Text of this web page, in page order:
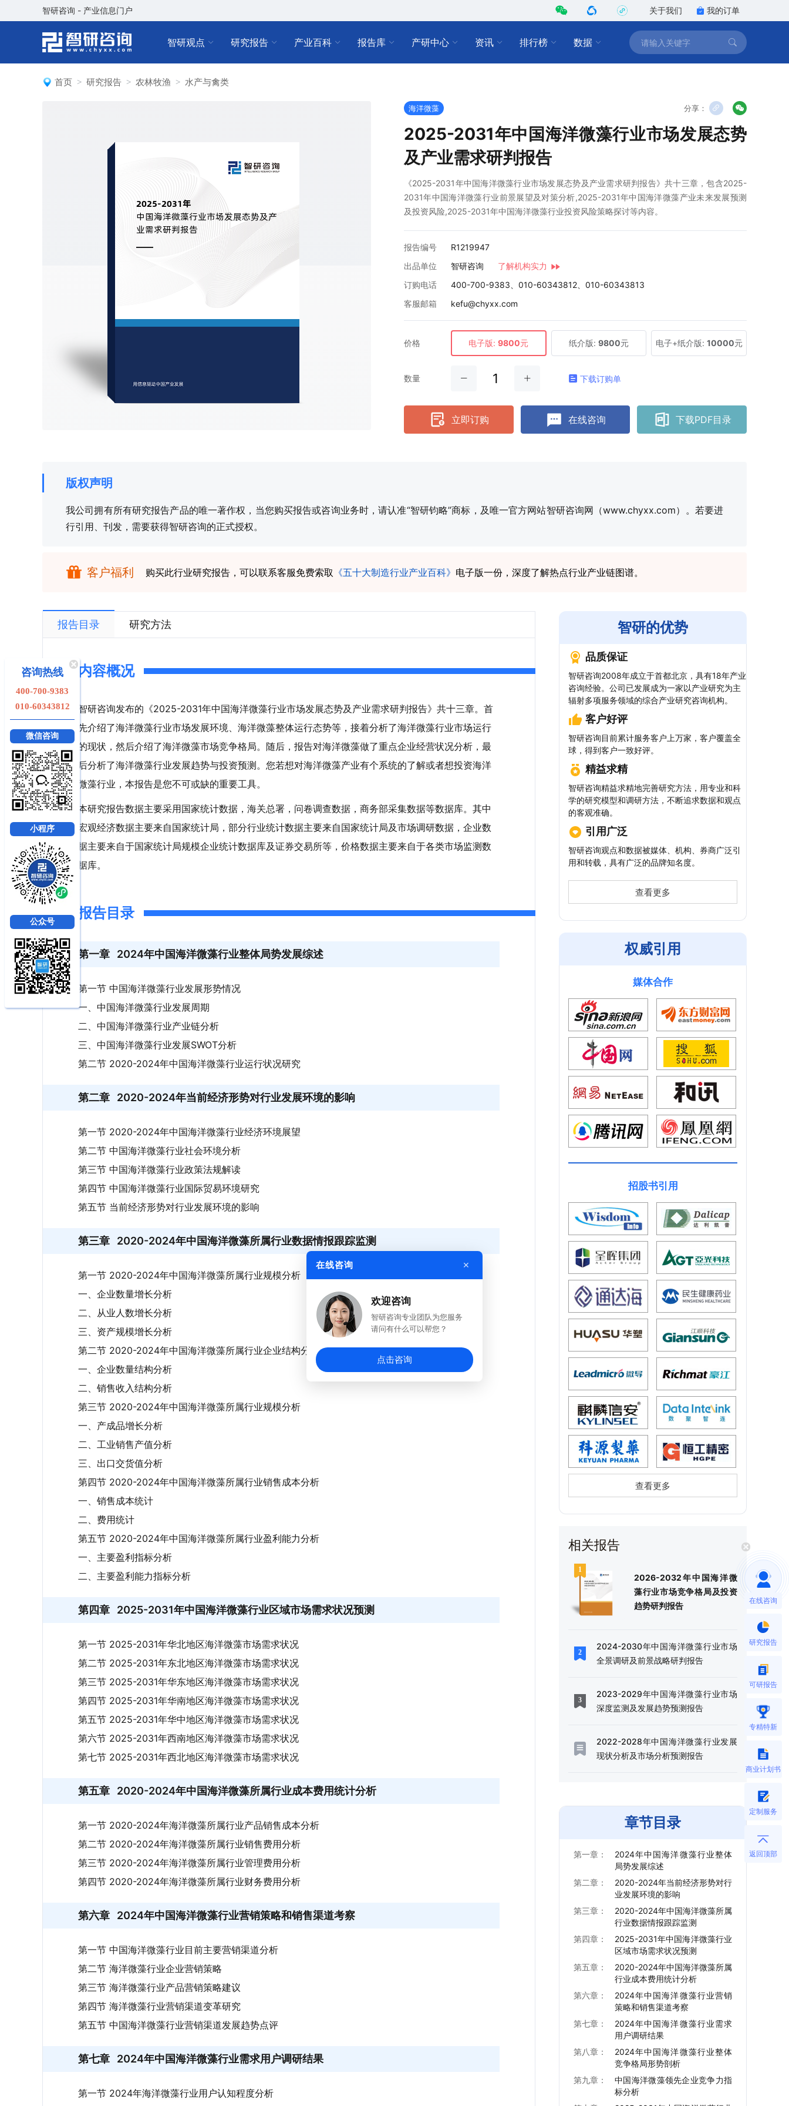
智研咨询 - 产业信息门户 关于我们 我的订单
智研观点 研究报告 产业百科 报告库 产研中心 资讯 排行榜 数据
首页 研究报告 农林牧渔 水产与禽类
海洋微藻 分享：
2025-2031年中国海洋微藻行业市场发展态势
及产业需求研判报告
《2025-2031年中国海洋微藻行业市场发展态势及产业需求研判报告》共十三章，包含2025-
2031年中国海洋微藻行业前景展望及对策分析,2025-2031年中国海洋微藻产业未来发展预测
及投资风险,2025-2031年中国海洋微藻行业投资风险策略探讨等内容。
报告编号
R1219947
出品单位
智研咨询
了解机构实力
订购电话
400-700-9383、010-60343812、010-60343813
客服邮箱
kefu@chyxx.com
价格 电子版: 9800元 纸介版: 9800元 电子+纸介版: 10000元
数量 下载订购单
立即订购 在线咨询 下载PDF目录
版权声明
我公司拥有所有研究报告产品的唯一著作权，当您购买报告或咨询业务时，请认准“智研钧略”商标，及唯一官方网站智研咨询网（www.chyxx.com）。若要进
行引用、刊发，需要获得智研咨询的正式授权。
客户福利 购买此行业研究报告，可以联系客服免费索取 《五十大制造行业产业百科》 电子版一份，深度了解热点行业产业链图谱。
报告目录 研究方法
内容概况
智研咨询发布的《2025-2031年中国海洋微藻行业市场发展态势及产业需求研判报告》共十三章。首
先介绍了海洋微藻行业市场发展环境、海洋微藻整体运行态势等，接着分析了海洋微藻行业市场运行
的现状，然后介绍了海洋微藻市场竞争格局。随后，报告对海洋微藻做了重点企业经营状况分析，最
后分析了海洋微藻行业发展趋势与投资预测。您若想对海洋微藻产业有个系统的了解或者想投资海洋
微藻行业，本报告是您不可或缺的重要工具。
本研究报告数据主要采用国家统计数据，海关总署，问卷调查数据，商务部采集数据等数据库。其中
宏观经济数据主要来自国家统计局，部分行业统计数据主要来自国家统计局及市场调研数据，企业数
据主要来自于国家统计局规模企业统计数据库及证券交易所等，价格数据主要来自于各类市场监测数
据库。
报告目录
第一章 2024年中国海洋微藻行业整体局势发展综述
第一节 中国海洋微藻行业发展形势情况
一、中国海洋微藻行业发展周期
二、中国海洋微藻行业产业链分析
三、中国海洋微藻行业发展SWOT分析
第二节 2020-2024年中国海洋微藻行业运行状况研究
第二章 2020-2024年当前经济形势对行业发展环境的影响
第一节 2020-2024年中国海洋微藻行业经济环境展望
第二节 中国海洋微藻行业社会环境分析
第三节 中国海洋微藻行业政策法规解读
第四节 中国海洋微藻行业国际贸易环境研究
第五节 当前经济形势对行业发展环境的影响
第三章 2020-2024年中国海洋微藻所属行业数据情报跟踪监测
第一节 2020-2024年中国海洋微藻所属行业规模分析
一、企业数量增长分析
二、从业人数增长分析
三、资产规模增长分析
第二节 2020-2024年中国海洋微藻所属行业企业结构分析
一、企业数量结构分析
二、销售收入结构分析
第三节 2020-2024年中国海洋微藻所属行业规模分析
一、产成品增长分析
二、工业销售产值分析
三、出口交货值分析
第四节 2020-2024年中国海洋微藻所属行业销售成本分析
一、销售成本统计
二、费用统计
第五节 2020-2024年中国海洋微藻所属行业盈利能力分析
一、主要盈利指标分析
二、主要盈利能力指标分析
第四章 2025-2031年中国海洋微藻行业区域市场需求状况预测
第一节 2025-2031年华北地区海洋微藻市场需求状况
第二节 2025-2031年东北地区海洋微藻市场需求状况
第三节 2025-2031年华东地区海洋微藻市场需求状况
第四节 2025-2031年华南地区海洋微藻市场需求状况
第五节 2025-2031年华中地区海洋微藻市场需求状况
第六节 2025-2031年西南地区海洋微藻市场需求状况
第七节 2025-2031年西北地区海洋微藻市场需求状况
第五章 2020-2024年中国海洋微藻所属行业成本费用统计分析
第一节 2020-2024年海洋微藻所属行业产品销售成本分析
第二节 2020-2024年海洋微藻所属行业销售费用分析
第三节 2020-2024年海洋微藻所属行业管理费用分析
第四节 2020-2024年海洋微藻所属行业财务费用分析
第六章 2024年中国海洋微藻行业营销策略和销售渠道考察
第一节 中国海洋微藻行业目前主要营销渠道分析
第二节 海洋微藻行业企业营销策略
第三节 海洋微藻行业产品营销策略建议
第四节 海洋微藻行业营销渠道变革研究
第五节 中国海洋微藻行业营销渠道发展趋势点评
第七章 2024年中国海洋微藻行业需求用户调研结果
第一节 2024年海洋微藻行业用户认知程度分析
智研的优势
品质保证
智研咨询2008年成立于首都北京，具有18年产业
咨询经验。公司已发展成为一家以产业研究为主
辐射多项服务领域的综合产业研究咨询机构。
客户好评
智研咨询目前累计服务客户上万家，客户覆盖全
球，得到客户一致好评。
精益求精
智研咨询精益求精地完善研究方法，用专业和科
学的研究模型和调研方法，不断追求数据和观点
的客观准确。
引用广泛
智研咨询观点和数据被媒体、机构、券商广泛引
用和转载，具有广泛的品牌知名度。
查看更多
权威引用
媒体合作
招股书引用
查看更多
相关报告
2026-2032年中国海洋微
藻行业市场竞争格局及投资
趋势研判报告
2024-2030年中国海洋微藻行业市场
全景调研及前景战略研判报告
2023-2029年中国海洋微藻行业市场
深度监测及发展趋势预测报告
2022-2028年中国海洋微藻行业发展
现状分析及市场分析预测报告
章节目录
第一章：
2024年中国海洋微藻行业整体
局势发展综述
第二章：
2020-2024年当前经济形势对行
业发展环境的影响
第三章：
2020-2024年中国海洋微藻所属
行业数据情报跟踪监测
第四章：
2025-2031年中国海洋微藻行业
区域市场需求状况预测
第五章：
2020-2024年中国海洋微藻所属
行业成本费用统计分析
第六章：
2024年中国海洋微藻行业营销
策略和销售渠道考察
第七章：
2024年中国海洋微藻行业需求
用户调研结果
第八章：
2024年中国海洋微藻行业整体
竞争格局形势剖析
第九章：
中国海洋微藻领先企业竞争力指
标分析
在线咨询
研究报告
可研报告
专精特新
商业计划书
定制服务
返回顶部
在线咨询 ×
欢迎咨询
智研咨询专业团队为您服务
请问有什么可以帮您？
点击咨询
咨询热线
400-700-9383
010-60343812
微信咨询
小程序
公众号